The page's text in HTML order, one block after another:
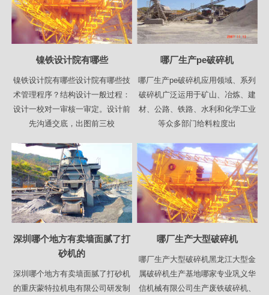
镍铁设计院有哪些
镍铁设计院有哪些设计院有哪些技
术管理程序？结构设计一般过程：
设计一校对一审核一审定。设计前
先沟通交底，出图前三校
哪厂生产pe破碎机
哪厂生产pe破碎机应用领域、系列
破碎机广泛运用于矿山、冶炼、建
材、公路、铁路、水利和化学工业
等众多部门给料粒度出
深圳哪个地方有卖墙面腻了打
砂机的
深圳哪个地方有卖墙面腻了打砂机
的重庆蒙特拉机电有限公司研发制
哪厂生产大型破碎机
哪厂生产大型破碎机黑龙江大型金
属破碎机生产基地哪家专业巩义华
信机械有限公司生产废铁破碎机、